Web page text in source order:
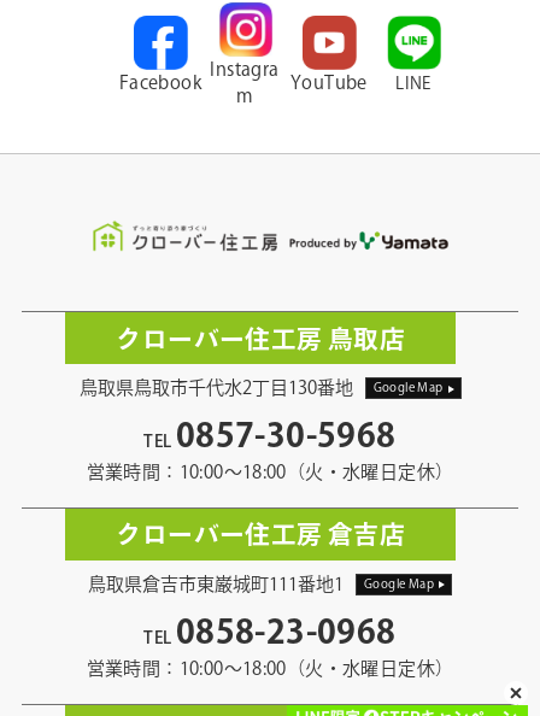
Facebook
Instagra
m
YouTube LINE
クローバー住工房 鳥取店
鳥取県鳥取市千代水2丁目130番地 Google Map
TEL 0857-30-5968
営業時間：10:00〜18:00（火・水曜日定休）
クローバー住工房 倉吉店
鳥取県倉吉市東巌城町111番地1 Google Map
TEL 0858-23-0968
営業時間：10:00〜18:00（火・水曜日定休）